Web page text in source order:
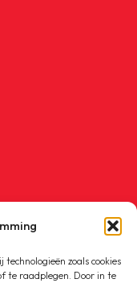
zoals cookies
te raadplegen. Door in te